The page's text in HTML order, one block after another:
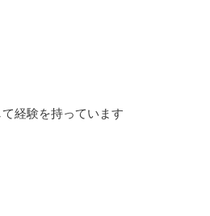
経験を持っています